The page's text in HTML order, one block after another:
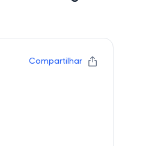
Compartilhar